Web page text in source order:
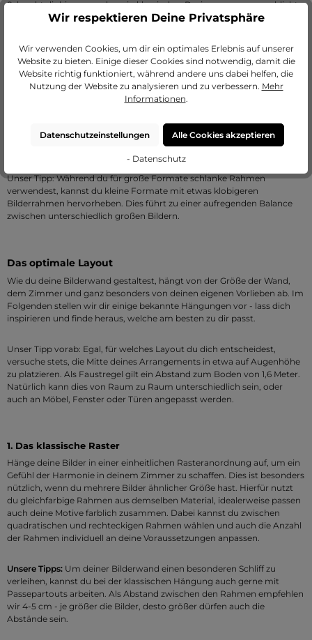
Schwebt dir hingegen aber ein klassisches Design vor, sorgen schlichte,
schwarze oder weiße Holzrahmen mitPassepartoutfür zeitlose
Landhausstil eingerichtet, greife gerne zu massiven Holzleisten (z. B.
Profil 2240, 2400 oder 59), die deinen rustikalen Stil optimal ergänzen.
Bevor du loslegst, überlege dir, welche Rahmen am besten
zusammenhängenden Ästhetik erstrahlt. Vermeide es, zu viele der
gleichen Rahmentypen nebeneinander zu hängen, falls du
verschiedene Stile verwenden möchtest.
Unser Tipp: Während du für große Formate schlanke Rahmen
verwendest, kannst du kleine Formate mit etwas klobigeren
Bilderrahmen hervorheben. Dies führt zu einer aufregenden Balance
zwischen unterschiedlich großen Bildern.
Das optimale Layout
Wie du deine Bilderwand gestaltest, hängt von der Größe der Wand,
dem Zimmer und ganz besonders von deinen eigenen Vorlieben ab. Im
Folgenden stellen wir dir einige bekannte Hängungen vor - lass dich
inspirieren und finde heraus, welche am besten zu dir passt.
Unser Tipp vorab: Egal, für welches Layout du dich entscheidest,
versuche stets, die Mitte deines Arrangements in etwa auf Augenhöhe
zu platzieren. Als Faustregel gilt ein Abstand zum Boden von 1,6 Meter.
Natürlich kann dies von Raum zu Raum unterschiedlich sein, oder
auch an Möbel, Fenster oder Türen angepasst werden.
1. Das klassische Raster
Hänge deine Bilder in einer einheitlichen Rasteranordnung auf, um ein
Gefühl der Harmonie in deinem Zimmer zu schaffen. Dies ist besonders
nützlich, wenn du mehrere Bilder ähnlicher Größe hast. Hierfür nutzt
du gleichfarbige Rahmen aus demselben Material, idealerweise passen
auch deine Motive farblich zusammen. Dabei kannst du zwischen
quadratischen und rechteckigen Rahmen wählen und auch die Anzahl
der Rahmen individuell an deine Voraussetzungen anpassen.
Unsere Tipps: Um deiner Bilderwand einen besonderen Schliff zu
verleihen, kannst du bei der klassischen Hängung auch gerne mit
Passepartouts arbeiten. Als Abstand zwischen den Rahmen empfehlen
wir 4-5 cm - je größer die Bilder, desto größer dürfen auch die
Abstände sein.
Wir respektieren Deine Privatsphäre
Wir verwenden Cookies, um dir ein optimales Erlebnis auf unserer
Website zu bieten. Einige dieser Cookies sind notwendig, damit die
Website richtig funktioniert, während andere uns dabei helfen, die
Nutzung der Website zu analysieren und zu verbessern. Mehr
Informationen.
Datenschutzeinstellungen Alle Cookies akzeptieren
- Datenschutz